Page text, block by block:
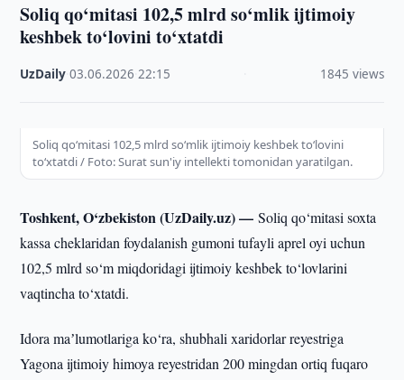
Soliq qo‘mitasi 102,5 mlrd so‘mlik ijtimoiy
keshbek to‘lovini to‘xtatdi
UzDaily ·03.06.2026 ·22:15 1845 views
Soliq qo‘mitasi 102,5 mlrd so‘mlik ijtimoiy keshbek to‘lovini
to‘xtatdi / Foto: Surat sun'iy intellekti tomonidan yaratilgan.
Toshkent, O‘zbekiston (UzDaily.uz) —Soliq qo‘mitasi soxta
kassa cheklaridan foydalanish gumoni tufayli aprel oyi uchun
102,5 mlrd so‘m miqdoridagi ijtimoiy keshbek to‘lovlarini
vaqtincha to‘xtatdi.
Idora maʼlumotlariga ko‘ra, shubhali xaridorlar reyestriga
Yagona ijtimoiy himoya reyestridan 200 mingdan ortiq fuqaro